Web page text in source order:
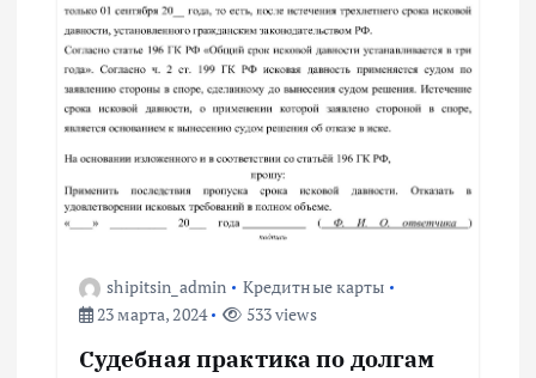
з
а
п
и
shipitsin_admin
Кредитные карты
23 марта, 2024
533 views
Судебная практика по долгам